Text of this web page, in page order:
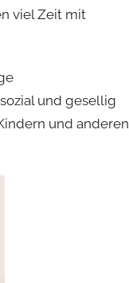
viel Zeit mit
und gesellig
und anderen